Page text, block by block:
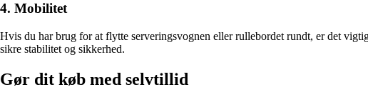
4. Mobilitet
Hvis du har brug for at flytte serveringsvognen eller rullebordet rundt, er det
sikre stabilitet og sikkerhed.
Gør dit køb med selvtillid